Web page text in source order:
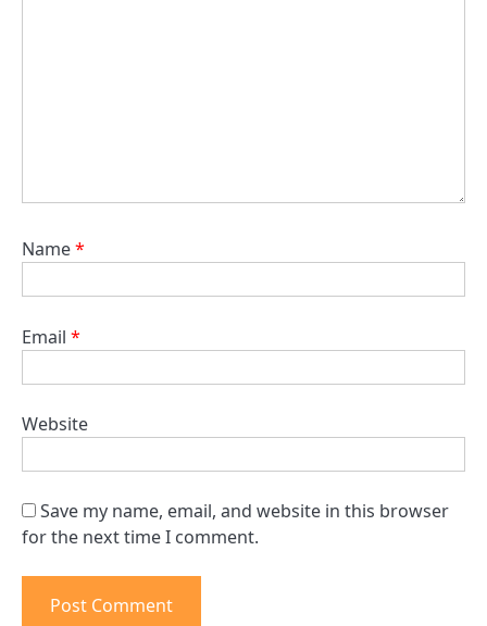
Name*
Email *
Website
Save my name, email, and website in this browser
for the next time I comment.